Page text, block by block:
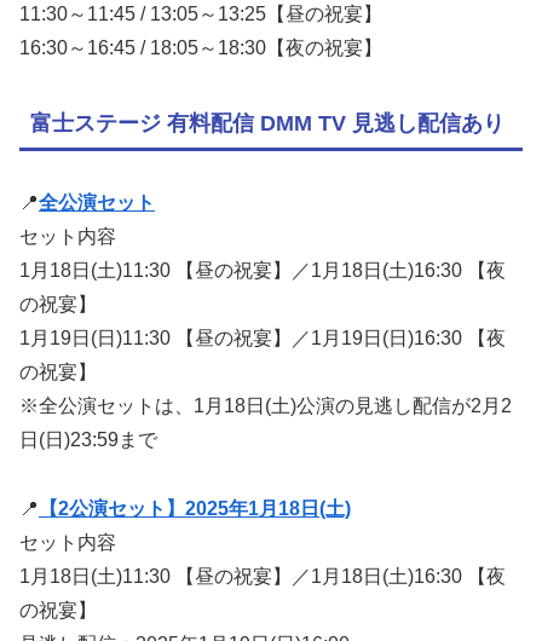
11:30～11:45 / 13:05～13:25【昼の祝宴】
16:30～16:45 / 18:05～18:30【夜の祝宴】
富士ステージ 有料配信 DMM TV 見逃し配信あり
📍全公演セット
セット内容
1月18日(土)11:30 【昼の祝宴】／1月18日(土)16:30 【夜
の祝宴】
1月19日(日)11:30 【昼の祝宴】／1月19日(日)16:30 【夜
の祝宴】
※全公演セットは、1月18日(土)公演の見逃し配信が2月2
日(日)23:59まで
📍
【2公演セット】2025年1月18日(土)
セット内容
1月18日(土)11:30 【昼の祝宴】／1月18日(土)16:30 【夜
の祝宴】